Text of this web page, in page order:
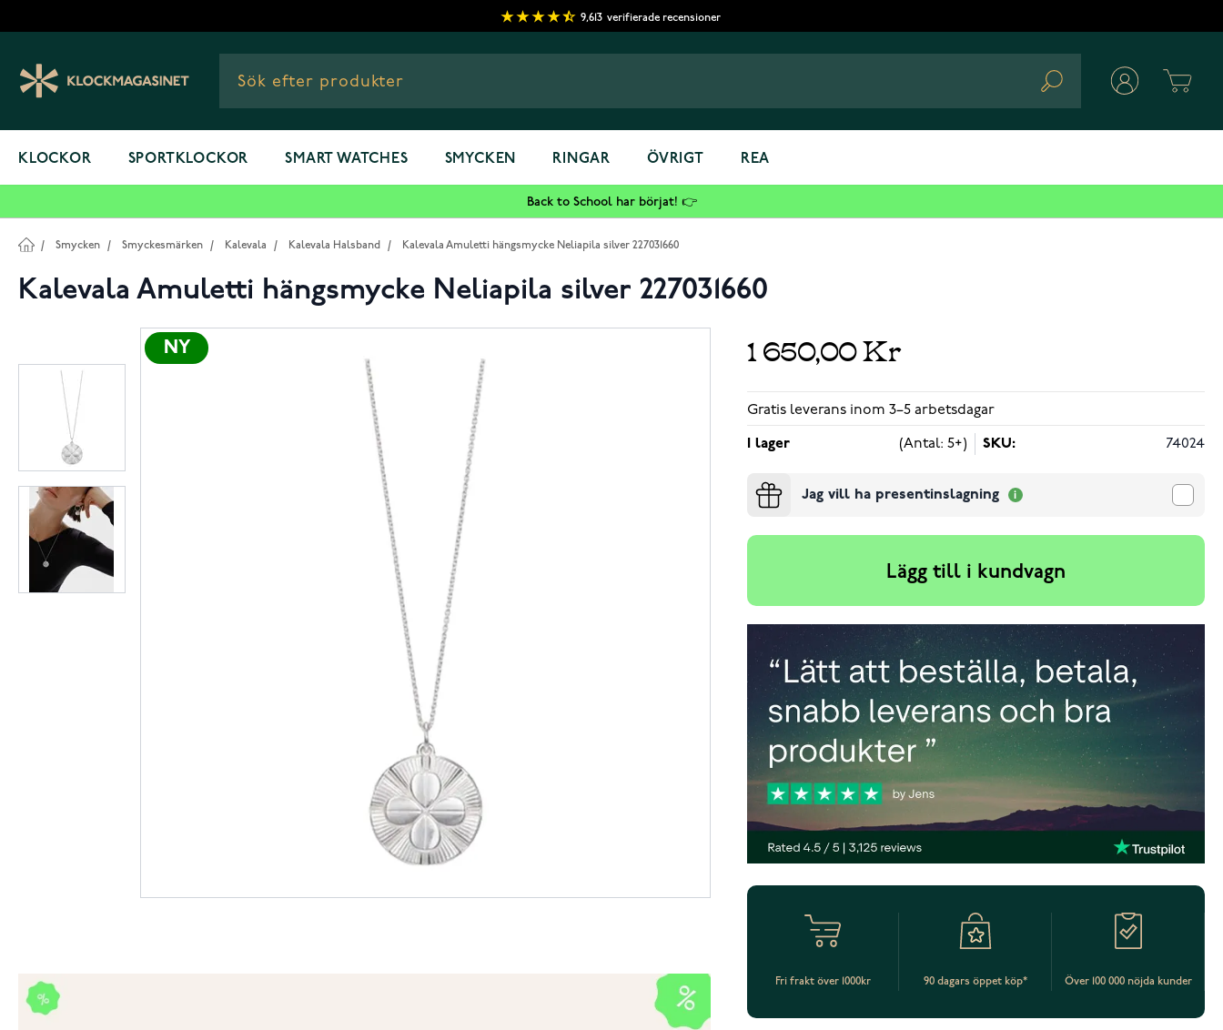
9,613 verifierade recensioner
Search
KLOCKOR SPORTKLOCKOR SMART WATCHES SMYCKEN RINGAR ÖVRIGT REA
Back to School har börjat! 👉
/ Smycken / Smyckesmärken / Kalevala / Kalevala Halsband / Kalevala Amuletti hängsmycke Neliapila silver 227031660
Kalevala Amuletti hängsmycke Neliapila silver 227031660
NY 1 650,00 Kr
Gratis leverans inom 3–5 arbetsdagar
I lager (Antal: 5+) SKU: 74024
Jag vill ha presentinslagning
Lägg till i kundvagn
Fri frakt över 1000kr 90 dagars öppet köp* Över 100 000 nöjda kunder